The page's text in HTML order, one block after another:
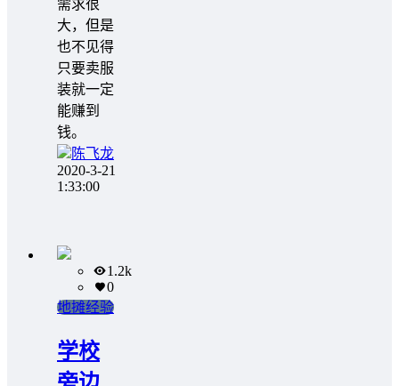
需求很
大，但是
也不见得
只要卖服
装就一定
能赚到
钱。
陈飞龙
2020-3-21
1:33:00
1.2k
0
地摊经验
学校